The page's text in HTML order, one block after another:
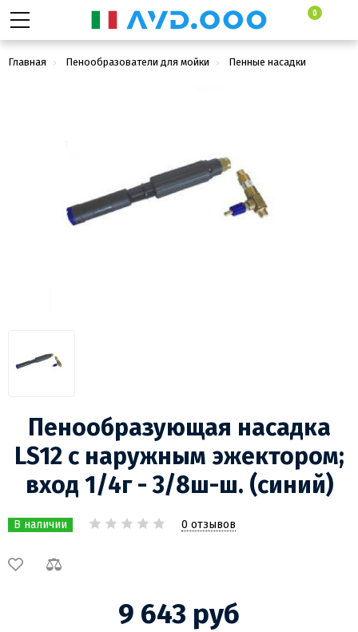
0
Главная Пенообразователи для мойки Пенные насадки
Пенообразующая насадка
LS12 с наружным эжектором;
вход 1/4г - 3/8ш-ш. (синий)
В наличии 0 отзывов
9 643 руб